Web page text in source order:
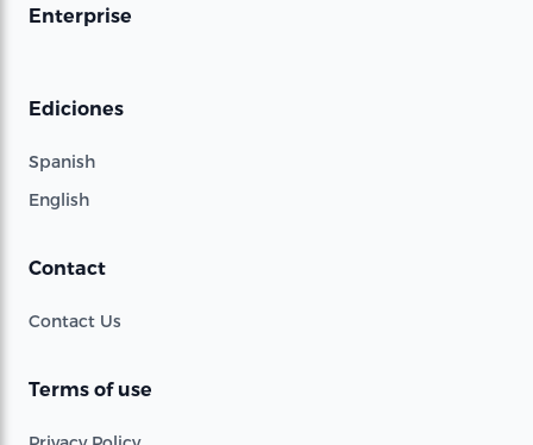
Enterprise
Ediciones
Spanish
English
Contact
Contact Us
Terms of use